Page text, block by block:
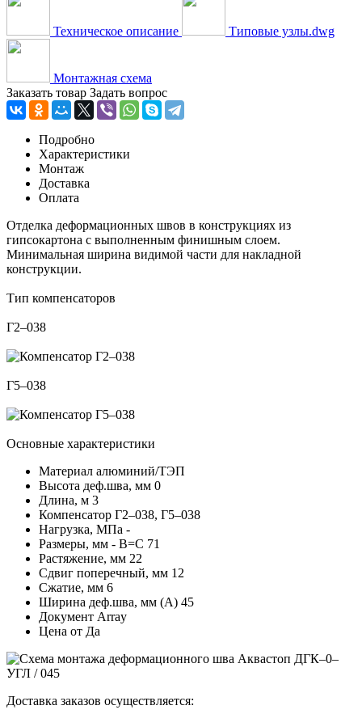
Техническое описание Типовые узлы.dwg
Монтажная схема
Заказать товар Задать вопрос
Подробно
Характеристики
Монтаж
Доставка
Оплата
Отделка деформационных швов в конструкциях из
гипсокартона с выполненным финишным слоем.
Минимальная ширина видимой части для накладной
конструкции.
Тип компенсаторов
Г2–038
Г5–038
Основные характеристики
Материал алюминий/ТЭП
Высота деф.шва, мм 0
Длина, м 3
Компенсатор Г2–038, Г5–038
Нагрузка, МПа -
Размеры, мм - В=С 71
Растяжение, мм 22
Сдвиг поперечный, мм 12
Сжатие, мм 6
Ширина деф.шва, мм (А) 45
Документ Array
Цена от Да
Доставка заказов осуществляется: